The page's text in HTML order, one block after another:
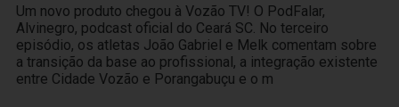
Um novo produto chegou à Vozão TV! O PodFalar,
Alvinegro, podcast oficial do Ceará SC. No terceiro
episódio, os atletas João Gabriel e Melk comentam sobre
a transição da base ao profissional, a integração existente
entre Cidade Vozão e Porangabuçu e o m